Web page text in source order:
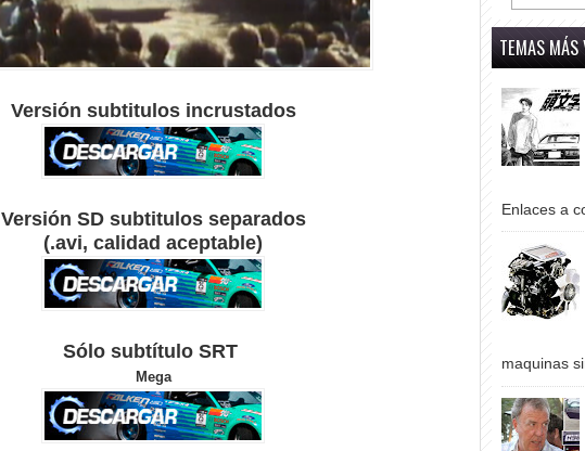
Versión subtitulos incrustados
Versión SD subtitulos separados
(.avi, calidad aceptable)
Sólo subtítulo SRT
Mega
TEMAS MÁS
Enlaces a
maquinas